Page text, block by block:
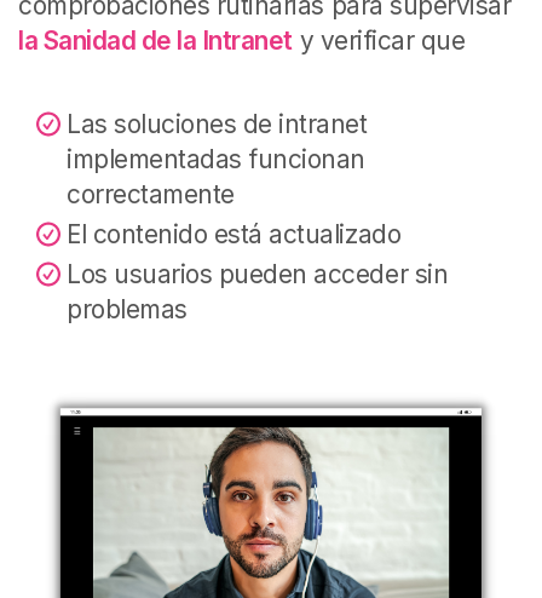
la Sanidad de la Intranet y verificar que
Las soluciones de intranet
implementadas funcionan
correctamente
El contenido está actualizado
Los usuarios pueden acceder sin
problemas